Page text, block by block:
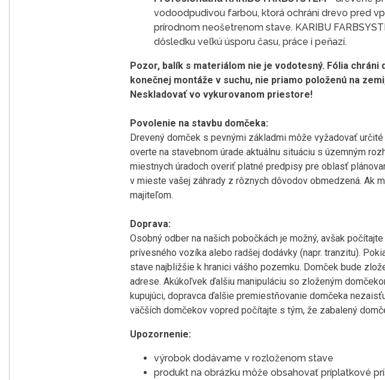
vodoodpudivou farbou, ktorá ochráni drevo pred
prírodnom neošetrenom stave. KARIBU
dôsledku veľkú úsporu času, práce i peňazí.
Pozor, balík s materiálom nie je vodotesný. Fólia
konečnej montáže v suchu, nie priamo položenú na
Neskladovať vo vykurovanom priestore!
Povolenie na stavbu domčeka:
Drevený domček s pevnými základmi môže vyžadovať
overte na stavebnom úrade aktuálnu situáciu s územným
miestnych úradoch overiť platné predpisy pre oblasť
v mieste vašej záhrady z rôznych dôvodov obmedzená. Ak
majiteľom.
Doprava:
Osobný odber na našich pobočkách je možný, avšak
prívesného vozíka alebo radšej dodávky (napr. tranzitu).
stave najbližšie k hranici vášho pozemku. Domček bude
adrese. Akúkoľvek ďalšiu manipuláciu so zloženým
kupujúci, dopravca ďalšie premiestňovanie domčeka
väčších domčekov vopred počítajte s tým, že zabalený
Upozornenie:
výrobok dodávame v rozloženom stave
produkt na obrázku môže obsahovať príplatkové